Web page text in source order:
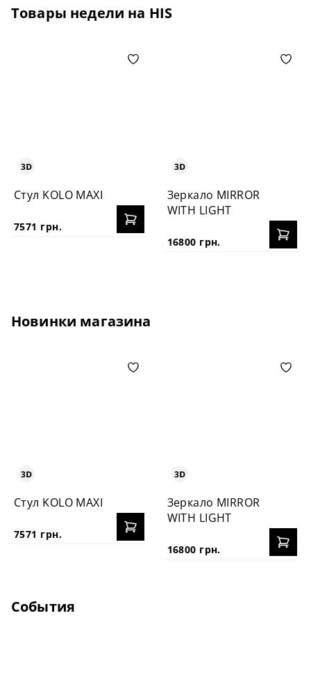
Товары недели на HIS
Стул KOLO MAXI
7571 грн.
Зеркало MIRROR
WITH LIGHT
16800 грн.
Новинки магазина
Стул KOLO MAXI
7571 грн.
Зеркало MIRROR
WITH LIGHT
16800 грн.
События